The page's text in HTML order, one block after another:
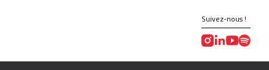
Suivez-nous !